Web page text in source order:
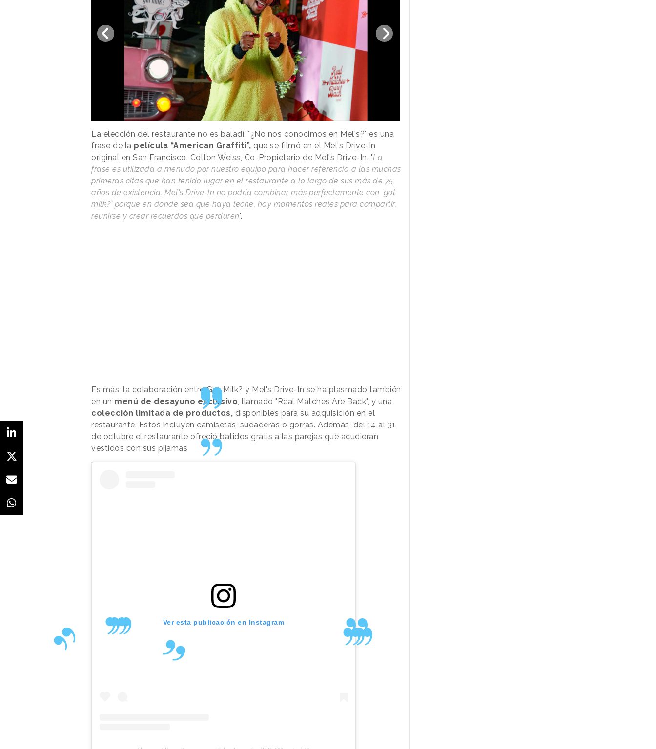
La elección del restaurante no es baladí. "¿No nos conocimos en Mel's?" es una
frase de la película “American Graffiti”, que se filmó en el Mel's Drive-In
original en San Francisco. Colton Weiss, Co-Propietario de Mel's Drive-In. "La
frase es utilizada a menudo por nuestro equipo para hacer referencia a las muchas
primeras citas que han tenido lugar en el restaurante a lo largo de sus más de 75
años de existencia. Mel's Drive-In no podría combinar más perfectamente con 'got
milk?' porque en donde sea que haya leche, hay momentos reales para compartir,
reunirse y crear recuerdos que perduren".
Es más, la colaboración entre Got Milk? y Mel's Drive-In se ha plasmado también
en un menú de desayuno exclusivo, llamado "Real Matches Are Back", y una
colección limitada de productos, disponibles para su adquisición en el
restaurante. Estos incluyen camisetas, sudaderas o gorras. Además, del 14 al 31
de octubre el restaurante ofreció batidos gratis a las parejas que acudieran
vestidos con sus pijamas
Ver esta publicación en Instagram